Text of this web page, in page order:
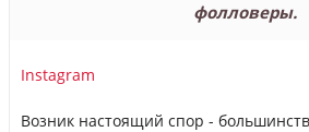
фолловеры.
Instagram
Возник настоящий спор -